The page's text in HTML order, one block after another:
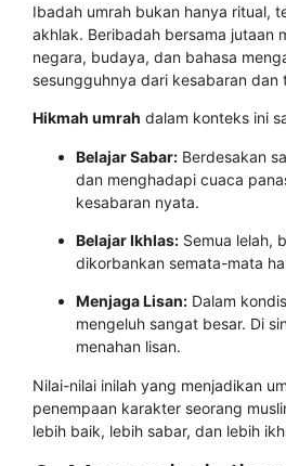
Ibadah umrah bukan hanya ritual,
akhlak. Beribadah bersama jutaan
negara, budaya, dan bahasa
sesungguhnya dari kesabaran dan
Hikmah umrah dalam konteks ini
Belajar Sabar: Berdesakan
dan menghadapi cuaca
kesabaran nyata.
Belajar Ikhlas: Semua lelah,
dikorbankan semata-mata
Menjaga Lisan: Dalam
mengeluh sangat besar. Di
menahan lisan.
Nilai-nilai inilah yang menjadikan
penempaan karakter seorang
lebih baik, lebih sabar, dan lebih